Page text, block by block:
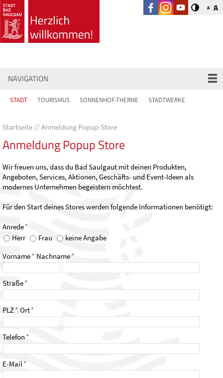
A A
NAVIGATION
STADT TOURISMUS SONNENHOF-THERME STADTWERKE
Startseite Anmeldung Popup-Store
Anmeldung Popup Store
Wir freuen uns, dass du Bad Saulgaut mit deinen Produkten,
Angeboten, Services, Aktionen, Geschäfts- und Event-Ideen als
modernes Unternehmen begeistern möchtest.
Für den Start deines Stores werden folgende Informationen benötigt:
Anrede*
Herr
Frau
keine Angabe
Vorname* Nachname*
Straße*
PLZ* Ort*
Telefon*
E-Mail *